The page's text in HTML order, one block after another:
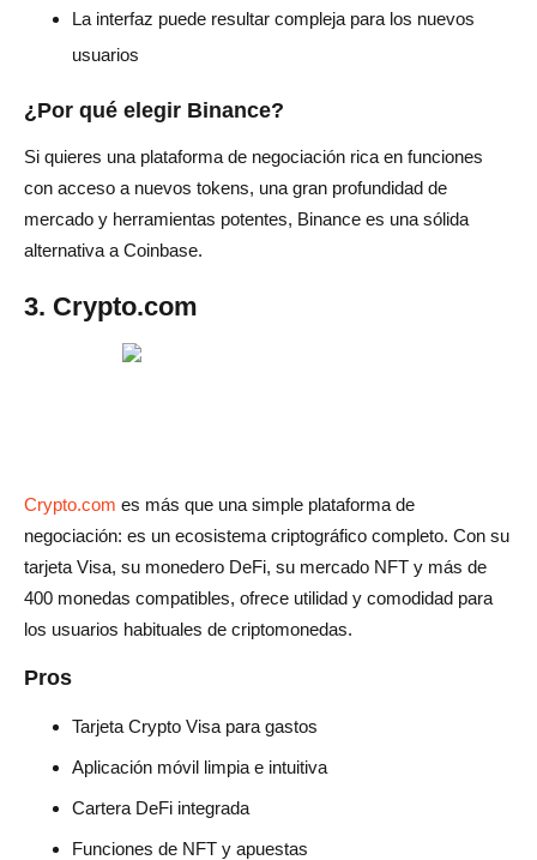
La interfaz puede resultar compleja para los nuevos
usuarios
¿Por qué elegir Binance?
Si quieres una plataforma de negociación rica en funciones
con acceso a nuevos tokens, una gran profundidad de
mercado y herramientas potentes, Binance es una sólida
alternativa a Coinbase.
3. Crypto.com
Crypto.com es más que una simple plataforma de
negociación: es un ecosistema criptográfico completo. Con su
tarjeta Visa, su monedero DeFi, su mercado NFT y más de
400 monedas compatibles, ofrece utilidad y comodidad para
los usuarios habituales de criptomonedas.
Pros
Tarjeta Crypto Visa para gastos
Aplicación móvil limpia e intuitiva
Cartera DeFi integrada
Funciones de NFT y apuestas